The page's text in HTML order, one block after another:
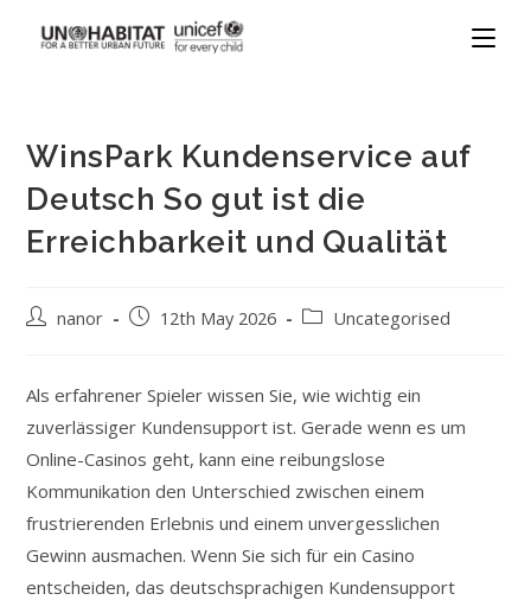
WinsPark Kundenservice auf
Deutsch So gut ist die
Erreichbarkeit und Qualität
nanor 12th May 2026 Uncategorised
Als erfahrener Spieler wissen Sie, wie wichtig ein
zuverlässiger Kundensupport ist. Gerade wenn es um
Online-Casinos geht, kann eine reibungslose
Kommunikation den Unterschied zwischen einem
frustrierenden Erlebnis und einem unvergesslichen
Gewinn ausmachen. Wenn Sie sich für ein Casino
entscheiden, das deutschsprachigen Kundensupport